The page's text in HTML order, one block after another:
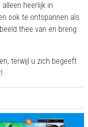
heerlijk in
ook te ontspannen als
thee van en breng
terwijl u zich begeeft